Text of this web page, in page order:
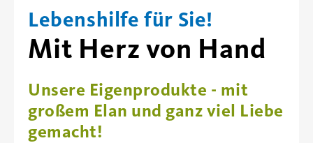
Mit Herz von Hand
Lebenshilfe für Sie!
Unsere Eigenprodukte - mit
großem Elan und ganz viel Liebe
gemacht!